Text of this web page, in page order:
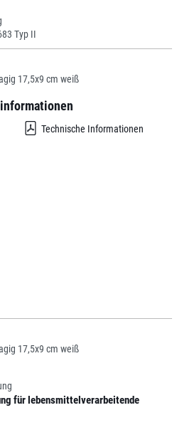
Typ II
17,5x9 cm weiß
Technische Informationen
17,5x9 cm weiß
für lebensmittelverarbeitende